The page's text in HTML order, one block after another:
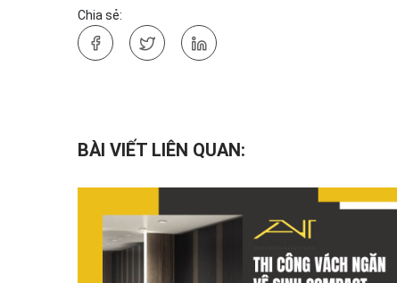
Chia sẻ:
BÀI VIẾT LIÊN QUAN: